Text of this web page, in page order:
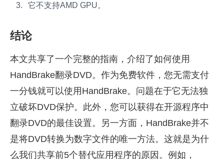
它不支持AMD GPU。
结论
本文共享了一个完整的指南，介绍了如何使用
HandBrake翻录DVD。作为免费软件，您无需支付
一分钱就可以使用HandBrake。问题在于它无法独
立破坏DVD保护。此外，您可以获得在开源程序中
翻录DVD的最佳设置。另一方面，HandBrake并不
是将DVD转换为数字文件的唯一方法。这就是为什
么我们共享前5个替代应用程序的原因。例如，